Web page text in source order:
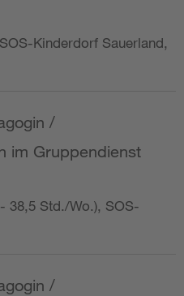
Kinderdorf Sauerland,
/
im Gruppendienst
38,5 Std./Wo.), SOS-
/